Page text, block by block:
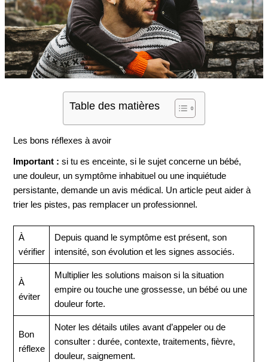
Table des matières
Les bons réflexes à avoir
Important : si tu es enceinte, si le sujet concerne un bébé,
une douleur, un symptôme inhabituel ou une inquiétude
persistante, demande un avis médical. Un article peut aider à
trier les pistes, pas remplacer un professionnel.
À
vérifier
Depuis quand le symptôme est présent, son
intensité, son évolution et les signes associés.
À
éviter
Multiplier les solutions maison si la situation
empire ou touche une grossesse, un bébé ou une
douleur forte.
Bon
réflexe
Noter les détails utiles avant d’appeler ou de
consulter : durée, contexte, traitements, fièvre,
douleur, saignement.